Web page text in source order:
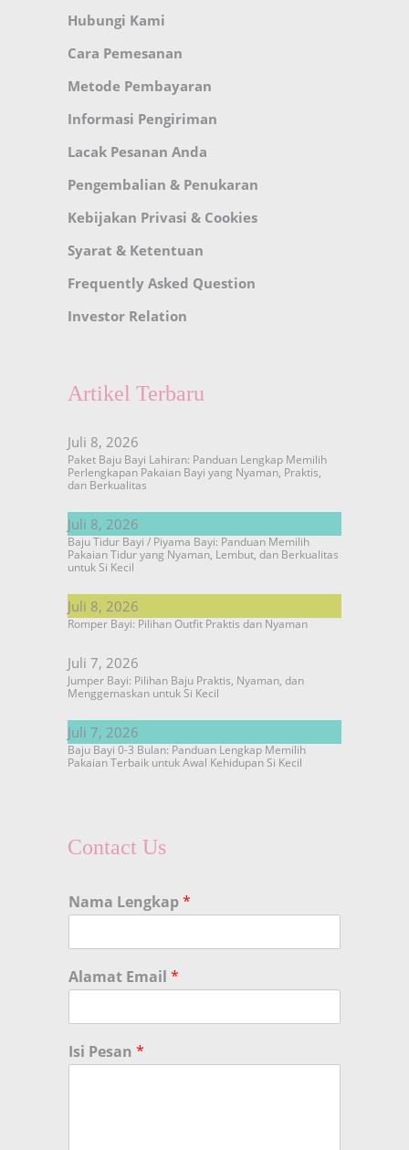
Hubungi Kami
Cara Pemesanan
Metode Pembayaran
Informasi Pengiriman
Lacak Pesanan Anda
Pengembalian & Penukaran
Kebijakan Privasi & Cookies
Syarat & Ketentuan
Frequently Asked Question
Investor Relation
Artikel Terbaru
Juli 8, 2026
Paket Baju Bayi Lahiran: Panduan Lengkap Memilih
Perlengkapan Pakaian Bayi yang Nyaman, Praktis,
dan Berkualitas
Juli 8, 2026
Baju Tidur Bayi / Piyama Bayi: Panduan Memilih
Pakaian Tidur yang Nyaman, Lembut, dan Berkualitas
untuk Si Kecil
Juli 8, 2026
Romper Bayi: Pilihan Outfit Praktis dan Nyaman
Juli 7, 2026
Jumper Bayi: Pilihan Baju Praktis, Nyaman, dan
Menggemaskan untuk Si Kecil
Juli 7, 2026
Baju Bayi 0-3 Bulan: Panduan Lengkap Memilih
Pakaian Terbaik untuk Awal Kehidupan Si Kecil
Contact Us
Nama Lengkap*
Alamat Email *
Isi Pesan *